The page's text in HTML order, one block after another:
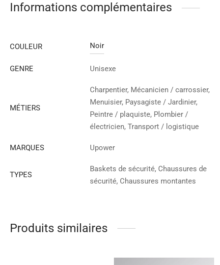
Informations complémentaires
COULEUR Noir
GENRE Unisexe
MÉTIERS
Charpentier, Mécanicien / carrossier,
Menuisier, Paysagiste / Jardinier,
Peintre / plaquiste, Plombier /
électricien, Transport / logistique
MARQUES Upower
TYPES
Baskets de sécurité, Chaussures de
sécurité, Chaussures montantes
Produits similaires